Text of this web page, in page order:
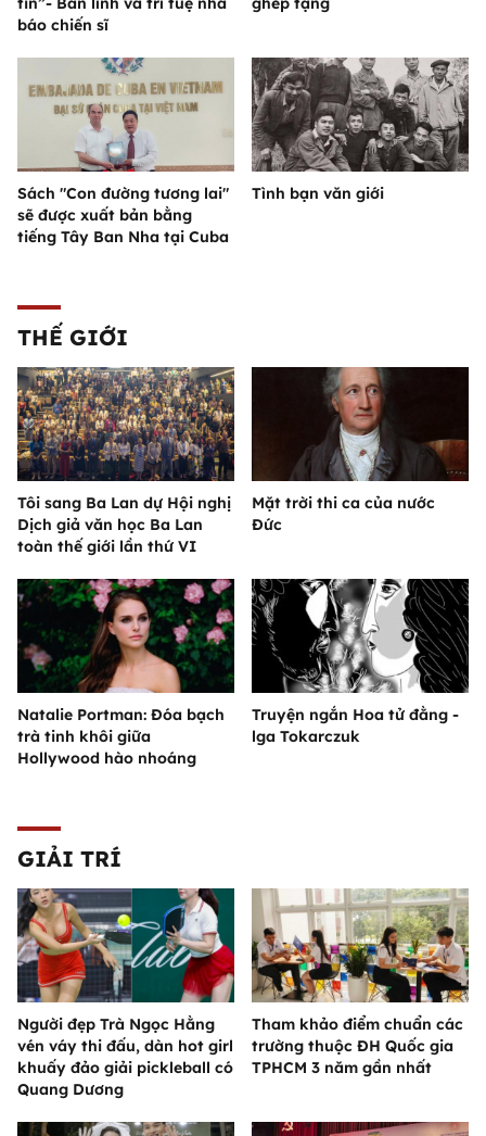
báo chiến sĩ
Sách "Con đường tương lai"
sẽ được xuất bản bằng
tiếng Tây Ban Nha tại Cuba
Tình bạn văn giới
THẾ GIỚI
Tôi sang Ba Lan dự Hội nghị
Dịch giả văn học Ba Lan
toàn thế giới lần thứ VI
Mặt trời thi ca của nước
Đức
Natalie Portman: Đóa bạch
trà tinh khôi giữa
Hollywood hào nhoáng
Truyện ngắn Hoa tử đằng -
lga Tokarczuk
GIẢI TRÍ
Người đẹp Trà Ngọc Hằng
vén váy thi đấu, dàn hot girl
khuấy đảo giải pickleball có
Quang Dương
Tham khảo điểm chuẩn các
trường thuộc ĐH Quốc gia
TPHCM 3 năm gần nhất